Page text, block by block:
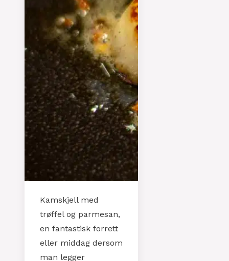
Kamskjell med
trøffel og parmesan,
en fantastisk forrett
eller middag dersom
man legger